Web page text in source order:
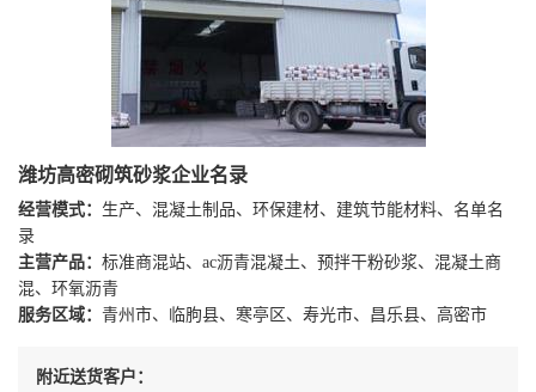
潍坊高密砌筑砂浆企业名录
经营模式： 生产、混凝土制品、环保建材、建筑节能材料、名单名
录
主营产品： 标准商混站、ac沥青混凝土、预拌干粉砂浆、混凝土商
混、环氧沥青
服务区域： 青州市、临朐县、寒亭区、寿光市、昌乐县、高密市
附近送货客户：